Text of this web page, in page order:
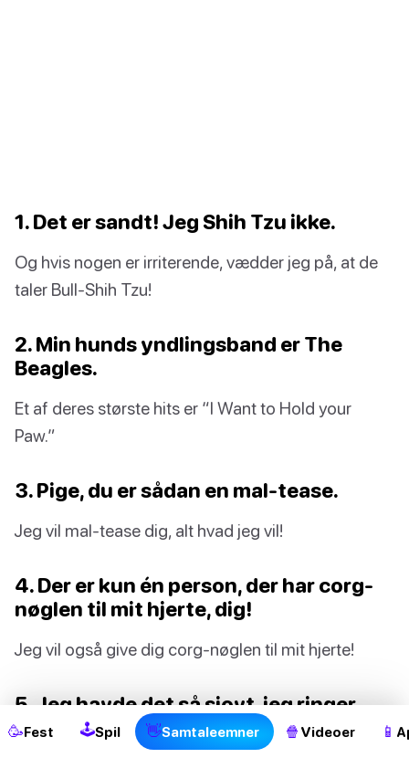
2
1. Det er sandt! Jeg Shih Tzu ikke.
Og hvis nogen er irriterende, vædder jeg på, at de
taler Bull-Shih Tzu!
2. Min hunds yndlingsband er The
Beagles.
Et af deres største hits er “I Want to Hold your
Paw.”
3. Pige, du er sådan en mal-tease.
Jeg vil mal-tease dig, alt hvad jeg vil!
4. Der er kun én person, der har corg-
nøglen til mit hjerte, dig!
Jeg vil også give dig corg-nøglen til mit hjerte!
5. Jeg havde det så sjovt, jeg ringer
(collie) dig senere!
🥳Fest 🕹Spil 👋Samtaleemner 🍿 Videoer 📱